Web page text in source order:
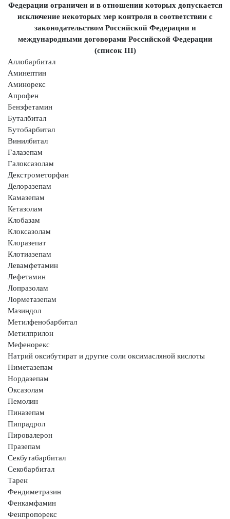
Федерации ограничен и в отношении которых допускается
исключение некоторых мер контроля в соответствии с
законодательством Российской Федерации и
международными договорами Российской Федерации
(список III)
Аллобарбитал
Аминептин
Аминорекс
Апрофен
Бензфетамин
Буталбитал
Бутобарбитал
Винилбитал
Галазепам
Галоксазолам
Декстрометорфан
Делоразепам
Камазепам
Кетазолам
Клобазам
Клоксазолам
Клоразепат
Клотиазепам
Левамфетамин
Лефетамин
Лопразолам
Лорметазепам
Мазиндол
Метилфенобарбитал
Метилприлон
Мефенорекс
Натрий оксибутират и другие соли оксимасляной кислоты
Ниметазепам
Нордазепам
Оксазолам
Пемолин
Пиназепам
Пипрадрол
Пировалерон
Празепам
Секбутабарбитал
Секобарбитал
Тарен
Фендиметразин
Фенкамфамин
Фенпропорекс